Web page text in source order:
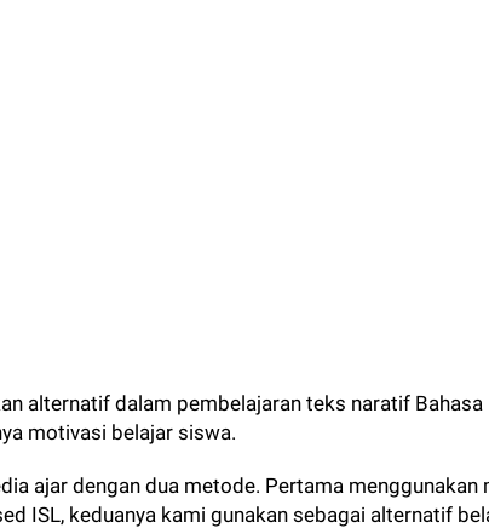
alternatif dalam pembelajaran teks naratif Bahasa
motivasi belajar siswa.
ajar dengan dua metode. Pertama menggunakan
ISL, keduanya kami gunakan sebagai alternatif